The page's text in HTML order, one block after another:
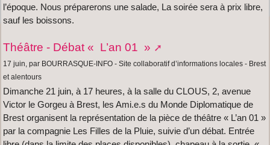
l’époque. Nous préparerons une salade, La soirée sera à prix libre,
sauf les boissons.
Théâtre - Débat « L’an 01 »
17 juin, par BOURRASQUE-INFO - Site collaboratif d’informations locales - Brest
et alentours
Dimanche 21 juin, à 17 heures, à la salle du CLOUS, 2, avenue
Victor le Gorgeu à Brest, les Ami.e.s du Monde Diplomatique de
Brest organisent la représentation de la pièce de théâtre « L’an 01 »
par la compagnie Les Filles de la Pluie, suivie d’un débat. Entrée